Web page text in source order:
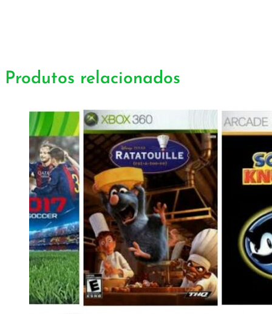
Produtos relacionados